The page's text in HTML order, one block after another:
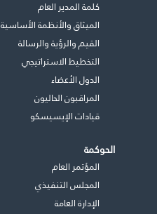
كلمة المدير العام
الميثاق والأنظمة الأساسية
القيم والرؤية والرسالة
التخطيط الاستراتيجي
الدول الأعضاء
المراقبون الحاليون
قيادات الإيسيسكو
الحوكمة
المؤتمر العام
المجلس التنفيذي
اﻹدارة العامة